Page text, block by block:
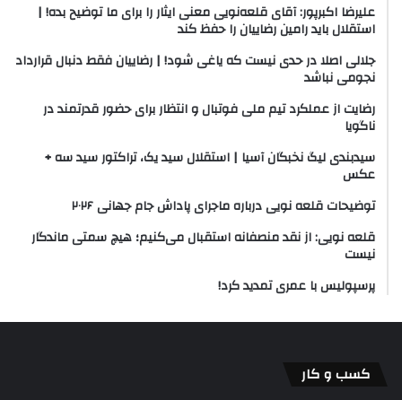
علیرضا اکبرپور: آقای قلعه‌نویی معنی ایثار را برای ما توضیح بده! |
استقلال باید رامین رضاییان را حفظ کند
جلالی اصلا در حدی نیست که یاغی شود! | رضاییان فقط دنبال قرارداد
نجومی نباشد
رضایت از عملکرد تیم ملی فوتبال و انتظار برای حضور قدرتمند در
ناگویا
سیدبندی لیگ نخبگان آسیا | استقلال سید یک،‌ تراکتور سید سه +
عکس
توضیحات قلعه نویی درباره ماجرای پاداش جام جهانی ۲۰۲۶
قلعه نویی: از نقد منصفانه استقبال می‌کنیم؛ هیچ سمتی ماندگار
نیست
پرسپولیس با عمری تمدید کرد!
کسب و کار